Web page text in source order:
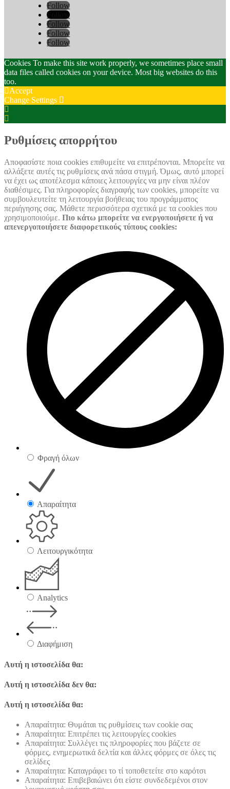
Follow
Follow
Follow
Follow
Follow
Cookies To make this site work properly, we sometimes place small
data files called cookies on your device. Most big websites do this
too.
Accept
Change Settings
Settings
Ρυθμίσεις απορρήτου
Αποφασίστε ποια cookies επιθυμείτε να επιτρέπονται. Μπορείτε να
αλλάξετε αυτές τις ρυθμίσεις ανά πάσα στιγμή. Όμως, αυτό μπορεί
να έχει ως αποτέλεσμα κάποιες λειτουργίες να μην είναι πλέον
διαθέσιμες. Για πληροφορίες διαγραφής των cookies, μπορείτε να
συμβουλευτείτε τη λειτουργία βοήθειας του προγράμματος
περιήγησης σας. Μάθετε περισσότερα σχετικά με τα cookies που
χρησιμοποιούμε. Πιο κάτω μπορείτε να ενεργοποιήσετε ή να
απενεργοποιήσετε διαφορετικούς τύπους cookies:
Φραγή όλων
Απαραίτητα
Λειτουργικότητα
Analytics
Διαφήμιση
Αυτή η ιστοσελίδα θα:
Αυτή η ιστοσελίδα δεν θα:
Αυτή η ιστοσελίδα θα:
Απαραίτητα: Θυμάται τις ρυθμίσεις των cookie σας
Απαραίτητα: Επιτρέπει τις λειτουργίες cookies
Απαραίτητα: Συλλέγει τις πληροφορίες που βάζετε σε
φόρμες, ενημερωτικά δελτία και άλλες φόρμες σε όλες τις
σελίδες
Απαραίτητα: Καταγράφει το τί τοποθετείτε στο καρότσι
Απαραίτητα: Επιβεβαιώνει ότι είστε συνδεδεμένοι στον